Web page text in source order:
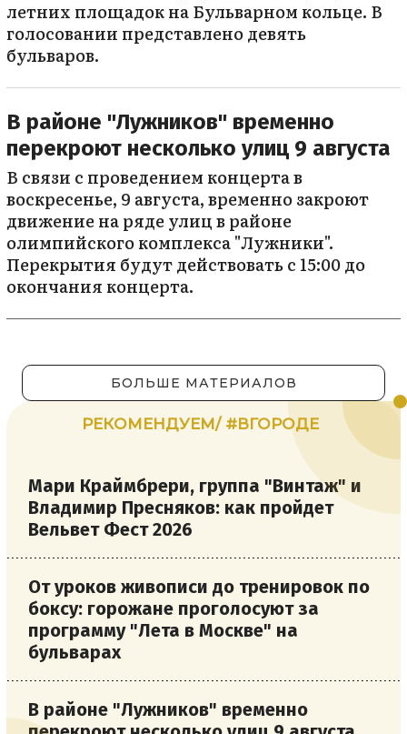
летних площадок на Бульварном кольце. В
голосовании представлено девять
бульваров.
В районе "Лужников" временно
перекроют несколько улиц 9 августа
В связи с проведением концерта в
воскресенье, 9 августа, временно закроют
движение на ряде улиц в районе
олимпийского комплекса "Лужники".
Перекрытия будут действовать с 15:00 до
окончания концерта.
БОЛЬШЕ МАТЕРИАЛОВ
РЕКОМЕНДУЕМ/ #ВГОРОДЕ
Мари Краймбрери, группа "Винтаж" и
Владимир Пресняков: как пройдет
Вельвет Фест 2026
От уроков живописи до тренировок по
боксу: горожане проголосуют за
программу "Лета в Москве" на
бульварах
В районе "Лужников" временно